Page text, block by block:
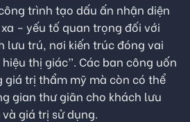
trình tạo dấu ấn nhận diện
– yếu tố quan trọng đối với
lưu trú, nơi kiến trúc đóng vai
thị giác”. Các ban công uốn
giá trị thẩm mỹ mà còn có thể
gian thư giãn cho khách lưu
giá trị sử dụng.